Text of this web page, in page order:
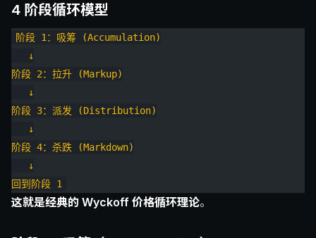
4 阶段循环模型
阶段 1：吸筹 (Accumulation)
   ↓
阶段 2：拉升 (Markup)
   ↓
阶段 3：派发 (Distribution)
   ↓
阶段 4：杀跌 (Markdown)
   ↓
回到阶段 1
这就是经典的 Wyckoff 价格循环理论。